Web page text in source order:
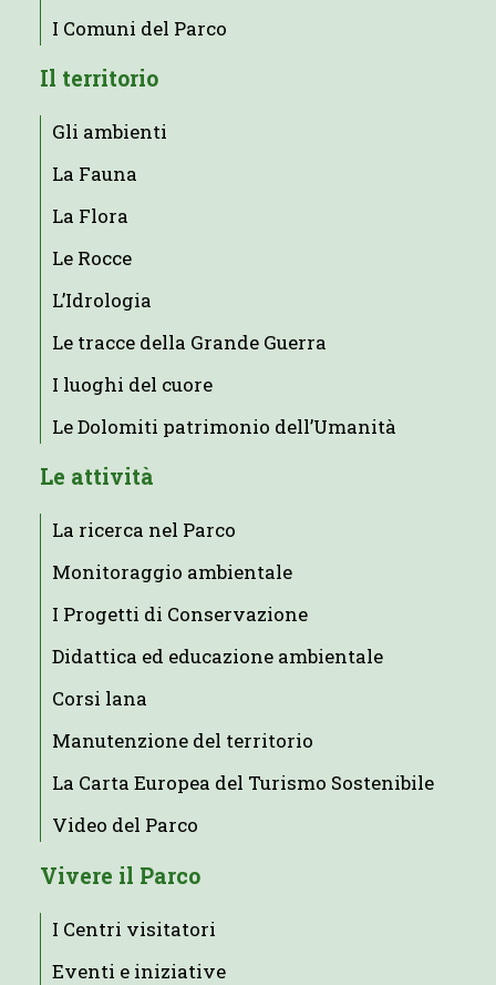
I Comuni del Parco
Il territorio
Gli ambienti
La Fauna
La Flora
Le Rocce
L’Idrologia
Le tracce della Grande Guerra
I luoghi del cuore
Le Dolomiti patrimonio dell’Umanità
Le attività
La ricerca nel Parco
Monitoraggio ambientale
I Progetti di Conservazione
Didattica ed educazione ambientale
Corsi lana
Manutenzione del territorio
La Carta Europea del Turismo Sostenibile
Video del Parco
Vivere il Parco
I Centri visitatori
Eventi e iniziative